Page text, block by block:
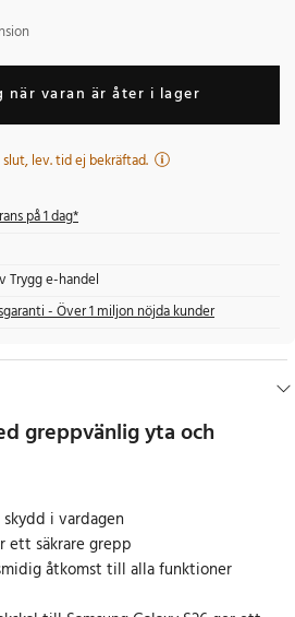
när varan är åter i lager
lev. tid ej bekräftad.
på 1 dag*
Trygg e-handel
- Över 1 miljon nöjda kunder
greppvänlig yta och
i vardagen
ett säkrare grepp
åtkomst till alla funktioner